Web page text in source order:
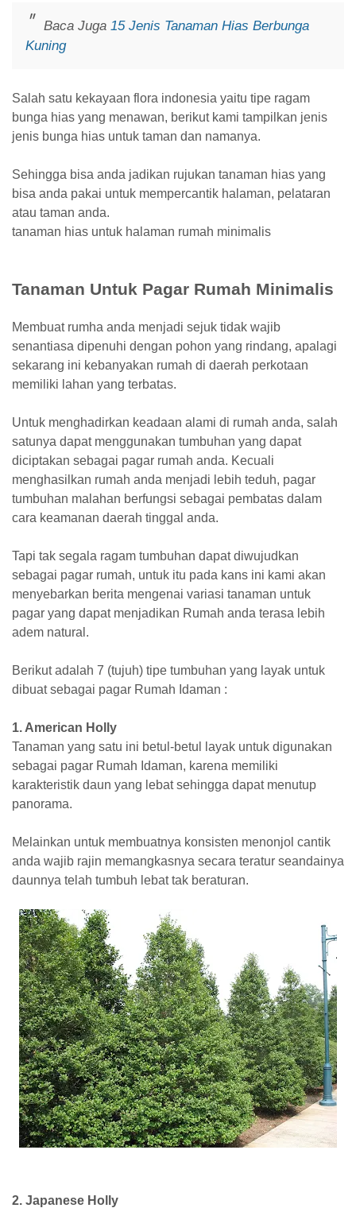
Baca Juga 15 Jenis Tanaman Hias Berbunga
Kuning
Salah satu kekayaan flora indonesia yaitu tipe ragam
bunga hias yang menawan, berikut kami tampilkan jenis
jenis bunga hias untuk taman dan namanya.
Sehingga bisa anda jadikan rujukan tanaman hias yang
bisa anda pakai untuk mempercantik halaman, pelataran
atau taman anda.
tanaman hias untuk halaman rumah minimalis
Tanaman Untuk Pagar Rumah Minimalis
Membuat rumha anda menjadi sejuk tidak wajib
senantiasa dipenuhi dengan pohon yang rindang, apalagi
sekarang ini kebanyakan rumah di daerah perkotaan
memiliki lahan yang terbatas.
Untuk menghadirkan keadaan alami di rumah anda, salah
satunya dapat menggunakan tumbuhan yang dapat
diciptakan sebagai pagar rumah anda. Kecuali
menghasilkan rumah anda menjadi lebih teduh, pagar
tumbuhan malahan berfungsi sebagai pembatas dalam
cara keamanan daerah tinggal anda.
Tapi tak segala ragam tumbuhan dapat diwujudkan
sebagai pagar rumah, untuk itu pada kans ini kami akan
menyebarkan berita mengenai variasi tanaman untuk
pagar yang dapat menjadikan Rumah anda terasa lebih
adem natural.
Berikut adalah 7 (tujuh) tipe tumbuhan yang layak untuk
dibuat sebagai pagar Rumah Idaman :
1. American Holly
Tanaman yang satu ini betul-betul layak untuk digunakan
sebagai pagar Rumah Idaman, karena memiliki
karakteristik daun yang lebat sehingga dapat menutup
panorama.
Melainkan untuk membuatnya konsisten menonjol cantik
anda wajib rajin memangkasnya secara teratur seandainya
daunnya telah tumbuh lebat tak beraturan.
2. Japanese Holly